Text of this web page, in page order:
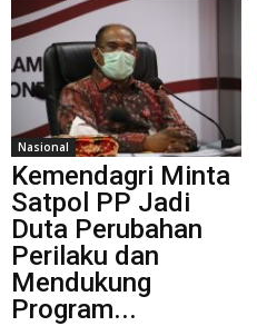
Nasional
Kemendagri Minta
Satpol PP Jadi
Duta Perubahan
Perilaku dan
Mendukung
Program...